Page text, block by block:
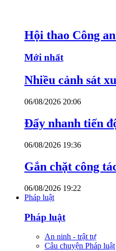
Hội thao Công
Mới nhất
Nhiều cảnh sát
06/08/2026 20:06
Đẩy nhanh tiến
06/08/2026 19:36
Gắn chặt công
06/08/2026 19:22
Pháp luật
Pháp luật
An ninh - trật tự
Câu chuyện Pháp luật